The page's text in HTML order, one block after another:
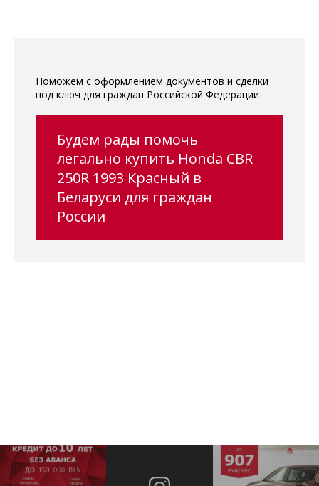
Поможем с оформлением документов и сделки
под ключ для граждан Российской Федерации
Будем рады помочь
легально купить Honda CBR
250R 1993 Красный в
Беларуси для граждан
России